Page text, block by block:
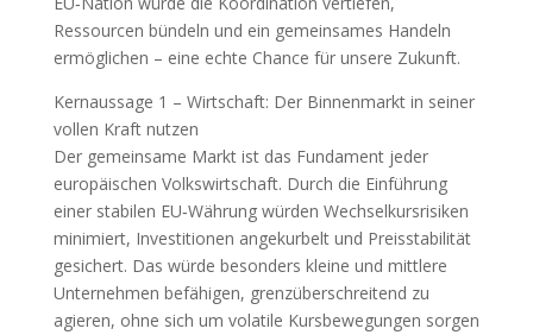
Ressourcen bündeln und ein gemeinsames Handeln
ermöglichen – eine echte Chance für unsere Zukunft.
Kernaussage 1 – Wirtschaft: Der Binnenmarkt in seiner
vollen Kraft nutzen
Der gemeinsame Markt ist das Fundament jeder
europäischen Volkswirtschaft. Durch die Einführung
einer stabilen EU‑Währung würden Wechselkursrisiken
minimiert, Investitionen angekurbelt und Preisstabilität
gesichert. Das würde besonders kleine und mittlere
Unternehmen befähigen, grenzüberschreitend zu
agieren, ohne sich um volatile Kursbewegungen sorgen